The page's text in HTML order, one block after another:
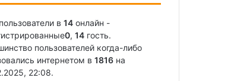
в14 онлайн -
0,14 гость.
пользователей когда-либо
интернетом в1816 на
22:08.